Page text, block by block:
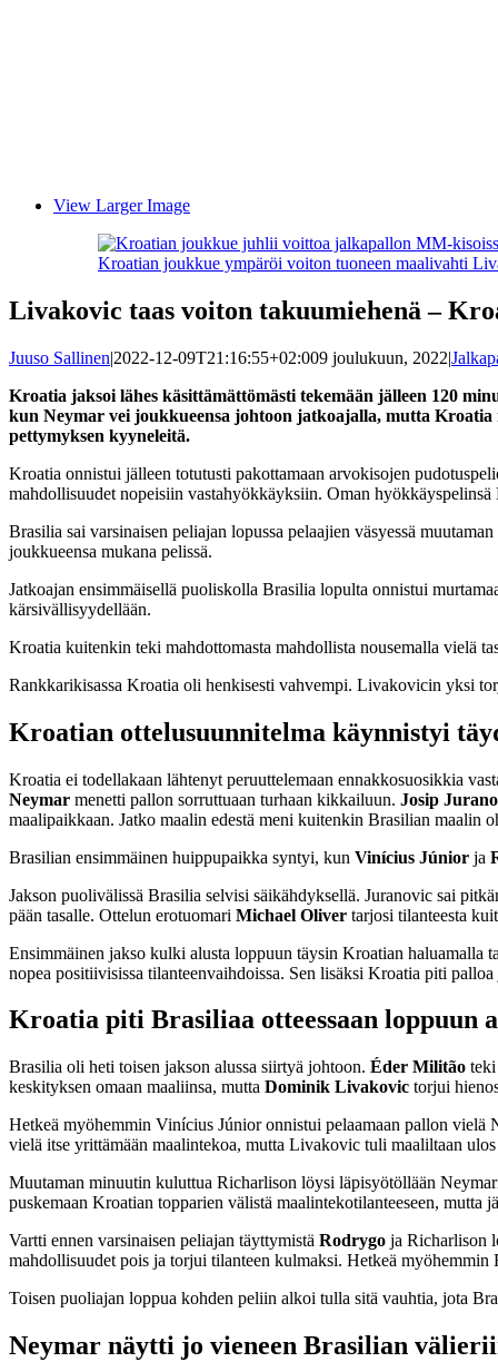
View Larger Image
Kroatian joukkue ympäröi voiton tuoneen maalivahti
Livakovic taas voiton takuumiehenä –
Juuso Sallinen|2022-12-09T21:16:55+02:009 joulukuun, 2022|
Kroatia jaksoi lähes käsittämättömästi tekemään jälleen 120
kun Neymar vei joukkueensa johtoon jatkoajalla, mutta
pettymyksen kyyneleitä.
Kroatia onnistui jälleen totutusti pakottamaan arvokisojen
mahdollisuudet nopeisiin vastahyökkäyksiin. Oman
Brasilia sai varsinaisen peliajan lopussa pelaajien väsyessä
joukkueensa mukana pelissä.
Jatkoajan ensimmäisellä puoliskolla Brasilia lopulta onnistui
kärsivällisyydellään.
Kroatia kuitenkin teki mahdottomasta mahdollista nousemalla
Rankkarikisassa Kroatia oli henkisesti vahvempi. Livakovicin yksi
Kroatian ottelusuunnitelma käynnistyi
Kroatia ei todellakaan lähtenyt peruuttelemaan ennakkosuosikkia
Neymar menetti pallon sorruttuaan turhaan kikkailuun. Josip
maalipaikkaan. Jatko maalin edestä meni kuitenkin Brasilian maalin
Brasilian ensimmäinen huippupaikka syntyi, kun Vinícius Júnior ja
Jakson puolivälissä Brasilia selvisi säikähdyksellä. Juranovic sai
pään tasalle. Ottelun erotuomari Michael Oliver tarjosi tilanteesta
Ensimmäinen jakso kulki alusta loppuun täysin Kroatian haluamalla
nopea positiivisissa tilanteenvaihdoissa. Sen lisäksi Kroatia piti
Kroatia piti Brasiliaa otteessaan loppuun
Brasilia oli heti toisen jakson alussa siirtyä johtoon. Éder Militão
keskityksen omaan maaliinsa, mutta Dominik Livakovic torjui
Hetkeä myöhemmin Vinícius Júnior onnistui pelaamaan pallon vielä
vielä itse yrittämään maalintekoa, mutta Livakovic tuli maaliltaan
Muutaman minuutin kuluttua Richarlison löysi läpisyötöllään
puskemaan Kroatian topparien välistä maalintekotilanteeseen,
Vartti ennen varsinaisen peliajan täyttymistä Rodrygo ja Richarlison
mahdollisuudet pois ja torjui tilanteen kulmaksi. Hetkeä
Toisen puoliajan loppua kohden peliin alkoi tulla sitä vauhtia, jota
Neymar näytti jo vieneen Brasilian